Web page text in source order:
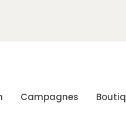
Campagnes